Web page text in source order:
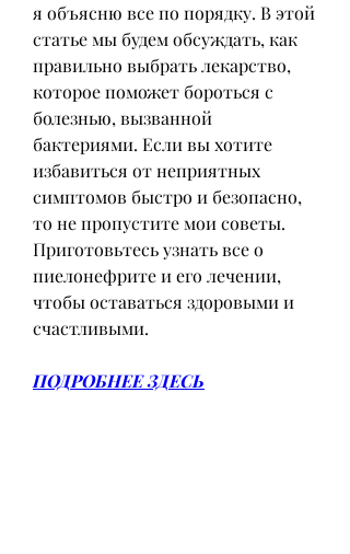
я объясню все по порядку. В этой
статье мы будем обсуждать, как
правильно выбрать лекарство,
которое поможет бороться с
болезнью, вызванной
бактериями. Если вы хотите
избавиться от неприятных
симптомов быстро и безопасно,
то не пропустите мои советы.
Приготовьтесь узнать все о
пиелонефрите и его лечении,
чтобы оставаться здоровыми и
счастливыми.
ПОДРОБНЕЕ ЗДЕСЬ